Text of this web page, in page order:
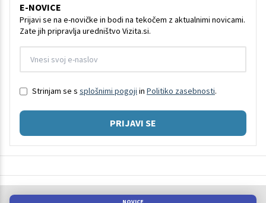
E-NOVICE
Prijavi se na e-novičke in bodi na tekočem z aktualnimi novicami.
Zate jih pripravlja uredništvo Vizita.si.
Strinjam se s splošnimi pogoji in Politiko zasebnosti.
PRIJAVI SE